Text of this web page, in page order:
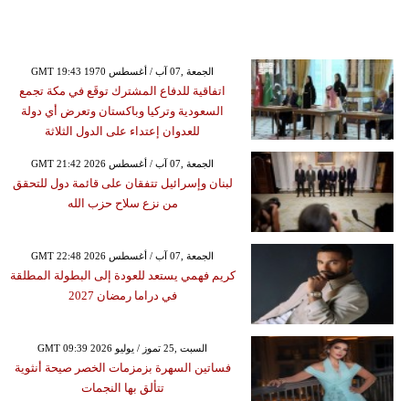
GMT 19:43 1970 الجمعة ,07 آب / أغسطس
اتفاقية للدفاع المشترك توقَع في مكة تجمع
السعودية وتركيا وباكستان وتعرض أي دولة
للعدوان إعتداء على الدول الثلاثة
GMT 21:42 2026 الجمعة ,07 آب / أغسطس
لبنان وإسرائيل تتفقان على قائمة دول للتحقق
من نزع سلاح حزب الله
GMT 22:48 2026 الجمعة ,07 آب / أغسطس
كريم فهمي يستعد للعودة إلى البطولة المطلقة
في دراما رمضان 2027
GMT 09:39 2026 السبت ,25 تموز / يوليو
فساتين السهرة بزمزمات الخصر صيحة أنثوية
تتألق بها النجمات